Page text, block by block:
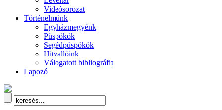
Videósorozat
Történelmünk
Egyházmegyénk
Püspökök
Segédpüspökök
Hitvallóink
Válogatott bibliográfia
Lapozó